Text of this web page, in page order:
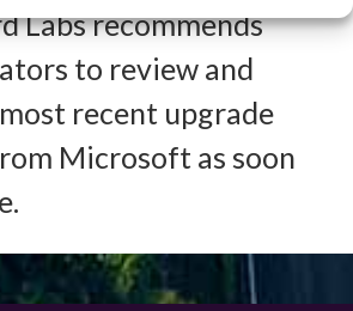
Labs recommends
to review and
recent upgrade
Microsoft as soon